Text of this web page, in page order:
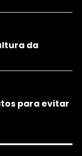
da
para evitar